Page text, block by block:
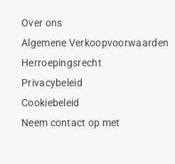
Over ons
Algemene Verkoopvoorwaarden
Herroepingsrecht
Privacybeleid
Cookiebeleid
Neem contact op met